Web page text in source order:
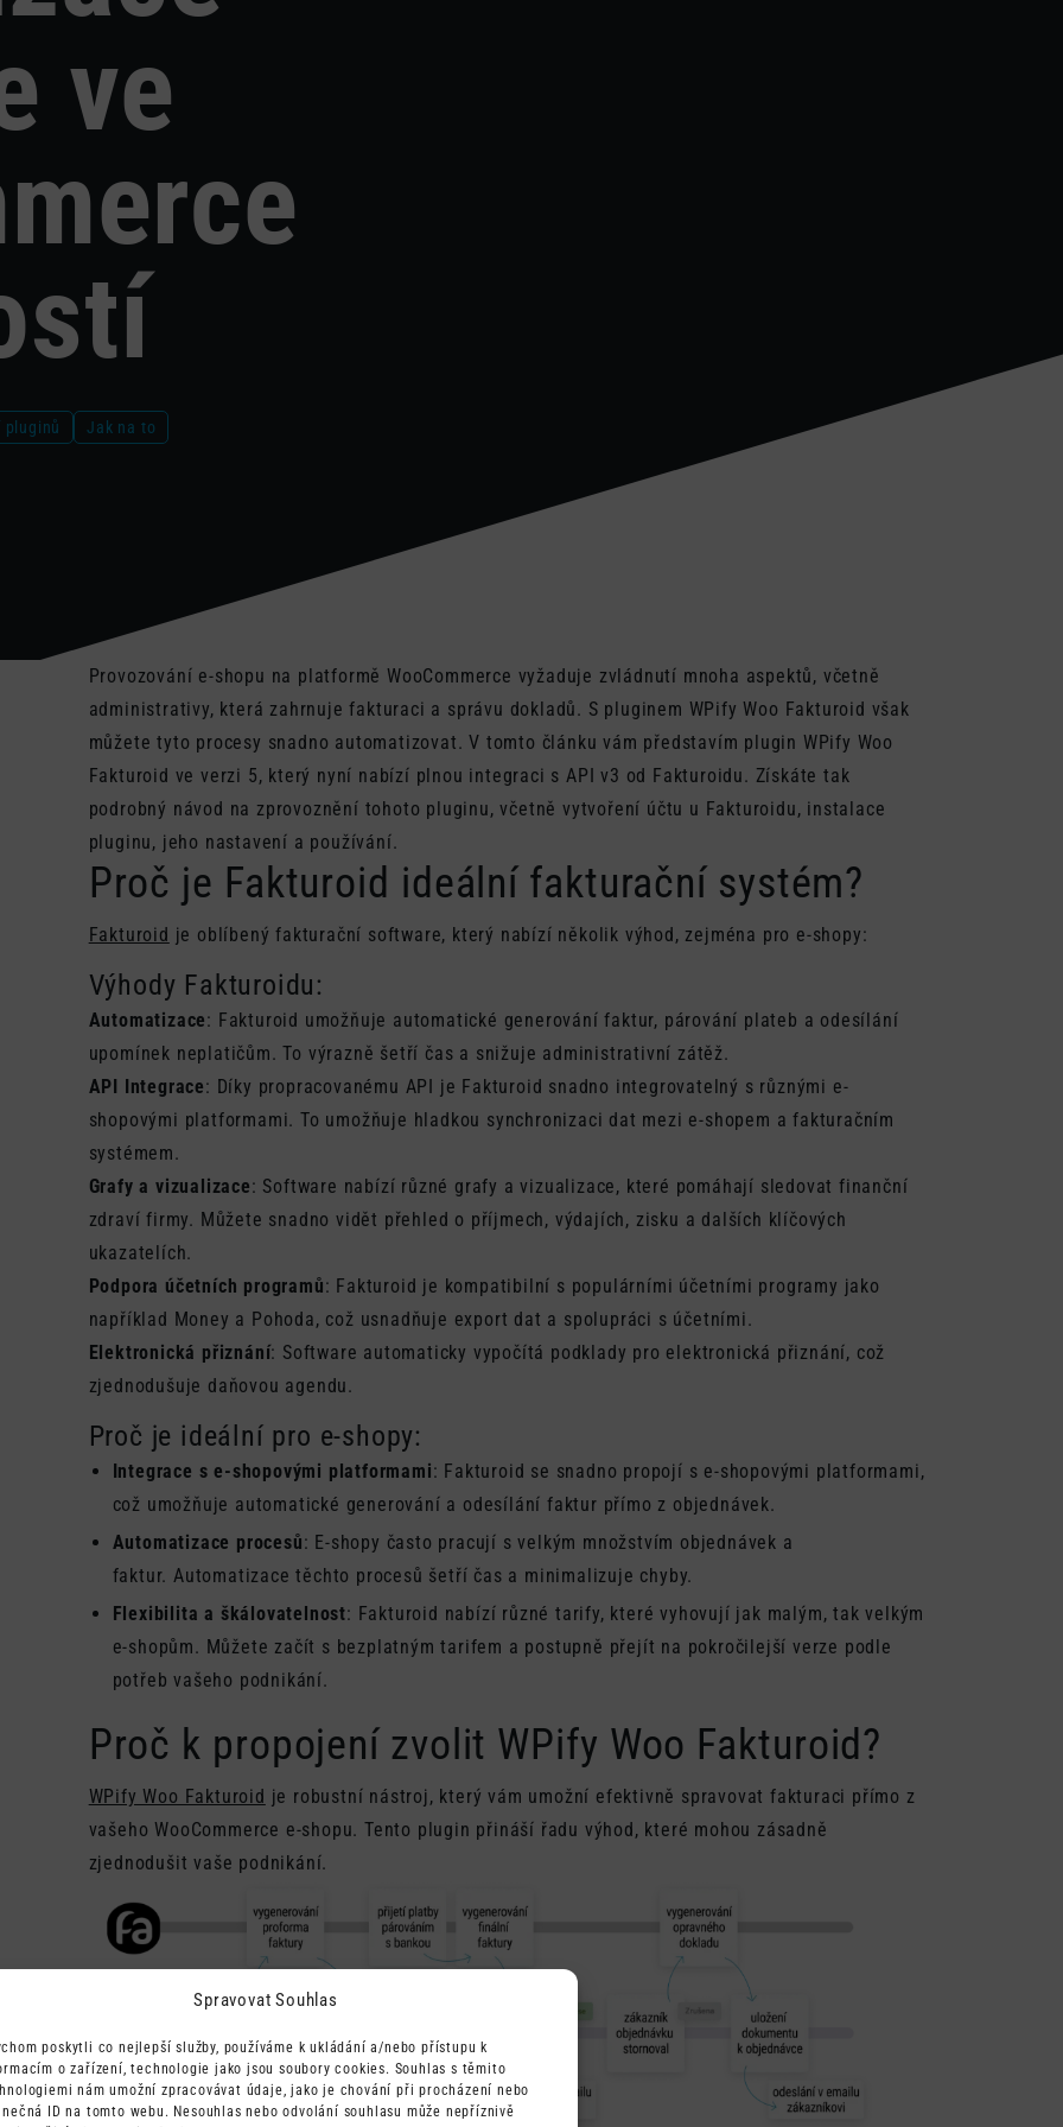
Spravovat Souhlas
poskytli co nejlepší služby, používáme k ukládání a/nebo přístupu k
o zařízení, technologie jako jsou soubory cookies. Souhlas s těmito
nám umožní zpracovávat údaje, jako je chování při procházení nebo
ID na tomto webu. Nesouhlas nebo odvolání souhlasu může nepříznivě
ve
pluginů Jak na to
Provozování e-shopu na platformě WooCommerce vyžaduje zvládnutí mnoha aspektů, včetně
administrativy, která zahrnuje fakturaci a správu dokladů. S pluginem WPify Woo Fakturoid však
můžete tyto procesy snadno automatizovat. V tomto článku vám představím plugin WPify Woo
Fakturoid ve verzi 5, který nyní nabízí plnou integraci s API v3 od Fakturoidu. Získáte tak
podrobný návod na zprovoznění tohoto pluginu, včetně vytvoření účtu u Fakturoidu, instalace
pluginu, jeho nastavení a používání.
Proč je Fakturoid ideální fakturační systém?
Fakturoid je oblíbený fakturační software, který nabízí několik výhod, zejména pro e-shopy:
Výhody Fakturoidu:
Automatizace: Fakturoid umožňuje automatické generování faktur, párování plateb a odesílání
upomínek neplatičům. To výrazně šetří čas a snižuje administrativní zátěž.
API Integrace: Díky propracovanému API je Fakturoid snadno integrovatelný s různými e-
shopovými platformami. To umožňuje hladkou synchronizaci dat mezi e-shopem a fakturačním
systémem.
Grafy a vizualizace: Software nabízí různé grafy a vizualizace, které pomáhají sledovat finanční
zdraví firmy. Můžete snadno vidět přehled o příjmech, výdajích, zisku a dalších klíčových
ukazatelích.
Podpora účetních programů: Fakturoid je kompatibilní s populárními účetními programy jako
například Money a Pohoda, což usnadňuje export dat a spolupráci s účetními.
Elektronická přiznání: Software automaticky vypočítá podklady pro elektronická přiznání, což
zjednodušuje daňovou agendu.
Proč je ideální pro e-shopy:
Integrace s e-shopovými platformami: Fakturoid se snadno propojí s e-shopovými platformami,
což umožňuje automatické generování a odesílání faktur přímo z objednávek.
Automatizace procesů: E-shopy často pracují s velkým množstvím objednávek a
faktur. Automatizace těchto procesů šetří čas a minimalizuje chyby.
Flexibilita a škálovatelnost: Fakturoid nabízí různé tarify, které vyhovují jak malým, tak velkým
e-shopům. Můžete začít s bezplatným tarifem a postupně přejít na pokročilejší verze podle
potřeb vašeho podnikání.
Proč k propojení zvolit WPify Woo Fakturoid?
WPify Woo Fakturoid je robustní nástroj, který vám umožní efektivně spravovat fakturaci přímo z
vašeho WooCommerce e-shopu. Tento plugin přináší řadu výhod, které mohou zásadně
zjednodušit vaše podnikání.